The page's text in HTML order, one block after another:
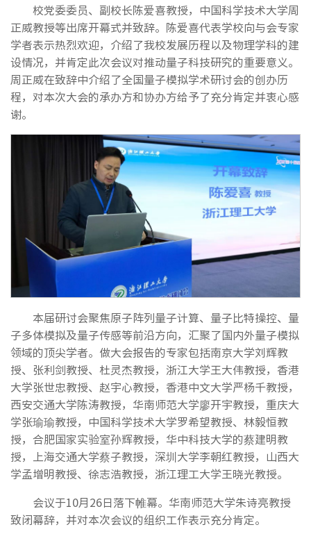
校党委委员、副校长陈爱喜教授，中国科学技术大学周
正威教授等出席开幕式并致辞。陈爱喜代表学校向与会专家
学者表示热烈欢迎，介绍了我校发展历程以及物理学科的建
设情况，并肯定此次会议对推动量子科技研究的重要意义。
周正威在致辞中介绍了全国量子模拟学术研讨会的创办历
程，对本次大会的承办方和协办方给予了充分肯定并衷心感
谢。
本届研讨会聚焦原子阵列量子计算、量子比特操控、量
子多体模拟及量子传感等前沿方向，汇聚了国内外量子模拟
领域的顶尖学者。做大会报告的专家包括南京大学刘辉教
授、张利剑教授、杜灵杰教授，浙江大学王大伟教授，香港
大学张世忠教授、赵宇心教授，香港中文大学严杨千教授，
西安交通大学陈涛教授，华南师范大学廖开宇教授，重庆大
学张瑜瑜教授，中国科学技术大学罗希望教授、林毅恒教
授，合肥国家实验室孙辉教授，华中科技大学的蔡建明教
授，上海交通大学蔡子教授，深圳大学李朝红教授，山西大
学孟增明教授、徐志浩教授，浙江理工大学王晓光教授。
会议于10月26日落下帷幕。华南师范大学朱诗亮教授
致闭幕辞，并对本次会议的组织工作表示充分肯定。